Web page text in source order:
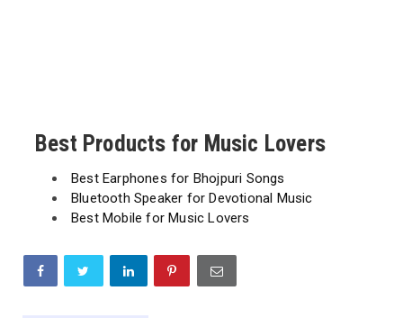
Best Products for Music Lovers
Best Earphones for Bhojpuri Songs
Bluetooth Speaker for Devotional Music
Best Mobile for Music Lovers